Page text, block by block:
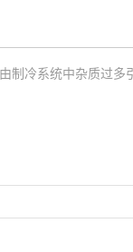
制冷系统中杂质过多